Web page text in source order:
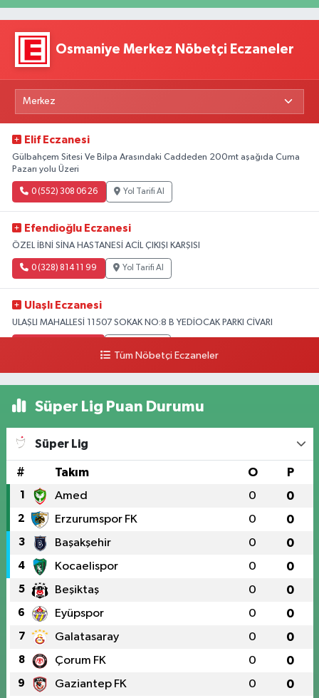
Osmaniye Merkez Nöbetçi Eczaneler
Elif Eczanesi
Gülbahçem Sitesi Ve Bilpa Arasındaki Caddeden 200mt aşağıda Cuma
Pazarı yolu Üzeri
0 (552) 308 06 26 Yol Tarifi Al
Efendioğlu Eczanesi
ÖZEL İBNİ SİNA HASTANESİ ACİL ÇIKIŞI KARŞISI
0 (328) 814 11 99 Yol Tarifi Al
Ulaşlı Eczanesi
ULAŞLI MAHALLESİ 11507 SOKAK NO:8 B YEDİOCAK PARKI CİVARI
Tüm Nöbetçi Eczaneler
Süper Lig Puan Durumu
Süper Lig
# Takım O P
1 Amed 0 0
2 Erzurumspor FK 0 0
3 Başakşehir 0 0
4 Kocaelispor 0 0
5 Beşiktaş 0 0
6 Eyüpspor 0 0
7 Galatasaray 0 0
8 Çorum FK 0 0
9 Gaziantep FK 0 0